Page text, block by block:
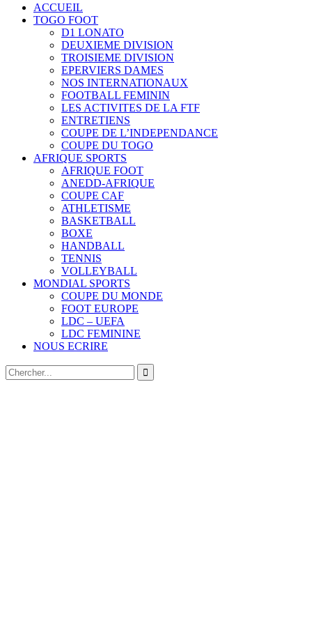
ACCUEIL
TOGO FOOT
D1 LONATO
DEUXIEME DIVISION
TROISIEME DIVISION
EPERVIERS DAMES
NOS INTERNATIONAUX
FOOTBALL FEMININ
LES ACTIVITES DE LA FTF
ENTRETIENS
COUPE DE L’INDEPENDANCE
COUPE DU TOGO
AFRIQUE SPORTS
AFRIQUE FOOT
ANEDD-AFRIQUE
COUPE CAF
ATHLETISME
BASKETBALL
BOXE
HANDBALL
TENNIS
VOLLEYBALL
MONDIAL SPORTS
COUPE DU MONDE
FOOT EUROPE
LDC – UEFA
LDC FEMININE
NOUS ECRIRE